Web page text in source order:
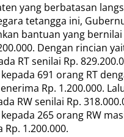
R
W
,
P
o
y
a
n
d
u
,
yang berbatasan
tetangga ini,
bantuan yang
Dengan rincian
RT senilai Rp.
691 orang RT
Rp. 1.200.000.
RW senilai Rp.
265 orang RW
1.200.000.